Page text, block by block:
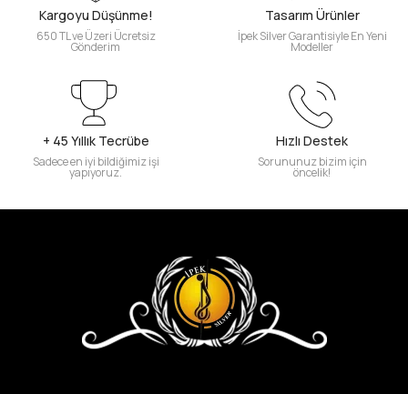
Kargoyu Düşünme!
650 TL ve Üzeri Ücretsiz
Gönderim
Tasarım Ürünler
İpek Silver Garantisiyle En Yeni
Modeller
+ 45 Yıllık Tecrübe
Sadece en iyi bildiğimiz işi
yapıyoruz.
Hızlı Destek
Sorununuz bizim için
öncelik!